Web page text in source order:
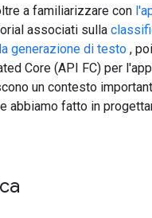
a familiarizzare con
associati sulla
generazione di testo ,
Core (API FC) per
un contesto
abbiamo fatto in